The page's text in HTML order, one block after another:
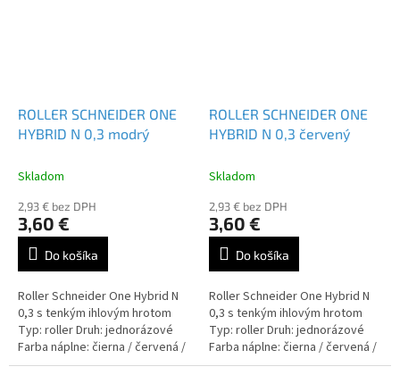
ROLLER SCHNEIDER ONE
HYBRID N 0,3 modrý
Skladom
2,93 € bez DPH
3,60 €
Do košíka
Roller Schneider One Hybrid N
0,3 s tenkým ihlovým hrotom
Typ: roller Druh: jednorázové
Farba náplne: čierna / červená /
modrá / zelená / lilac
ROLLER SCHNEIDER ONE
HYBRID N 0,3 červený
Skladom
2,93 € bez DPH
3,60 €
Do košíka
Roller Schneider One Hybrid N
0,3 s tenkým ihlovým hrotom
Typ: roller Druh: jednorázové
Farba náplne: čierna / červená /
modrá / zelená / lilac